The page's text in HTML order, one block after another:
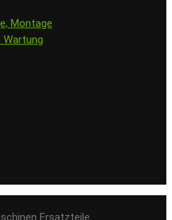
Montage
Wartung
Ersatzteile